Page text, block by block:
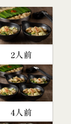
2人前
4人前